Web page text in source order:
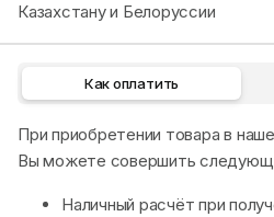
Казахстану и Белоруссии
Как оплатить
При приобретении товара в
Вы можете совершить
Наличный расчёт при